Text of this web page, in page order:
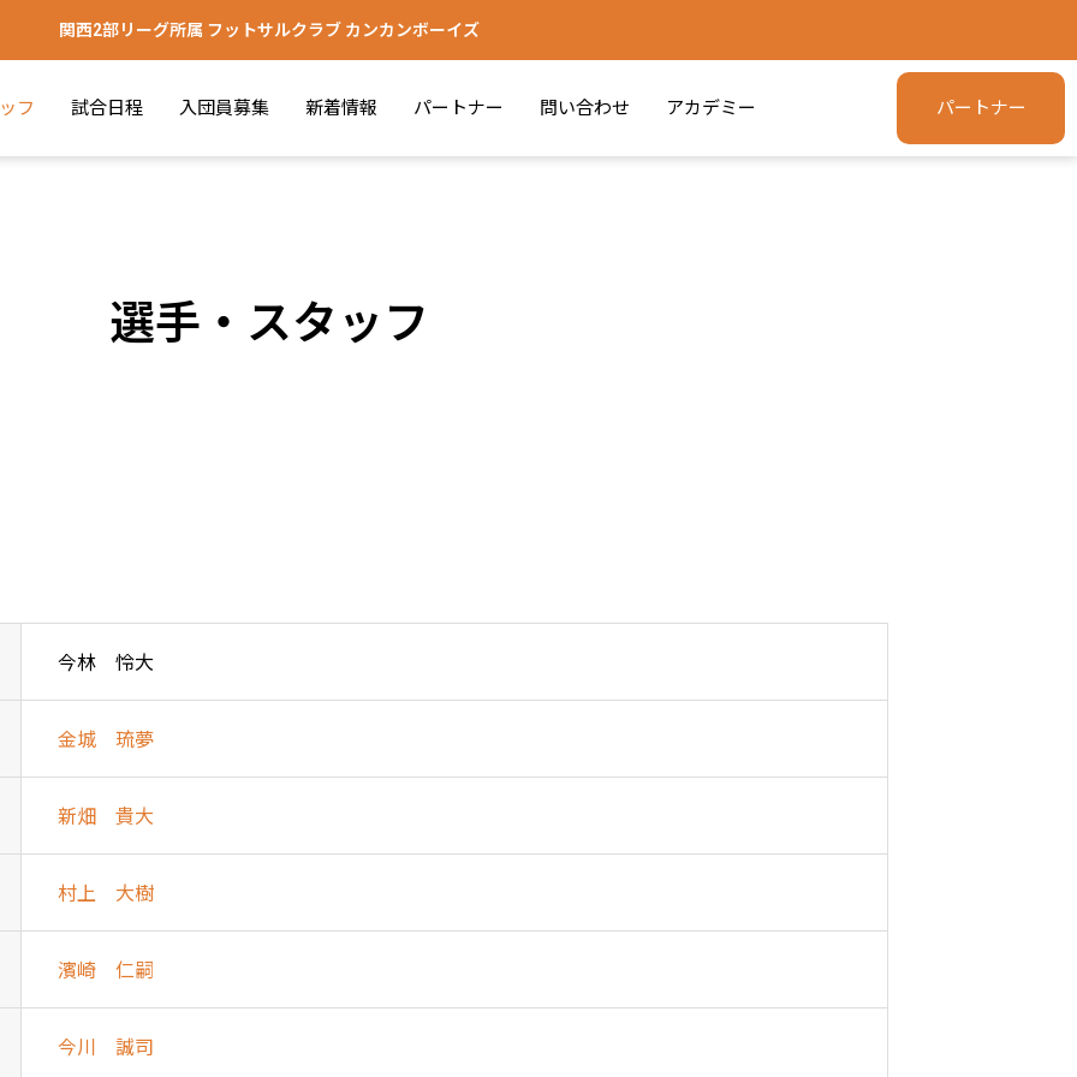
関西2部リーグ所属 フットサルクラブ カンカンボーイズ
フ 試合日程 入団員募集 新着情報 パートナー 問い合わせ アカデミー パートナー
選手・スタッフ
今林 怜大
金城 琉夢
新畑 貴大
村上 大樹
濱崎 仁嗣
今川 誠司